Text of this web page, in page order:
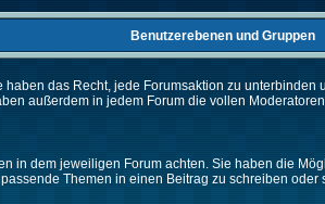
Benutzerebenen und Gruppen
das Recht, jede Forumsaktion zu
außerdem in jedem Forum die vollen
in dem jeweiligen Forum achten. Sie haben die
Themen in einen Beitrag zu schreiben